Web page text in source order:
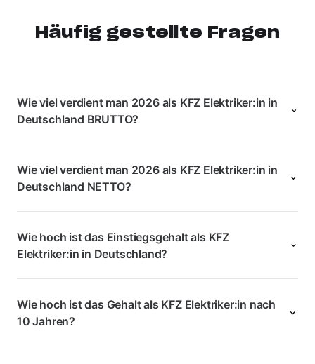
Häufig gestellte Fragen
Wie viel verdient man 2026 als KFZ Elektriker:in in
Deutschland BRUTTO?
Wie viel verdient man 2026 als KFZ Elektriker:in in
Deutschland NETTO?
Wie hoch ist das Einstiegsgehalt als KFZ
Elektriker:in in Deutschland?
Wie hoch ist das Gehalt als KFZ Elektriker:in nach
10 Jahren?